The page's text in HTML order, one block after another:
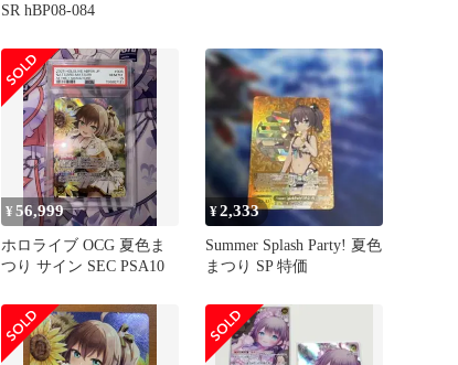
SR hBP08-084
¥56,999
ホロライブ OCG 夏色ま
つり サイン SEC PSA10
¥2,333
Summer Splash Party! 夏色
まつり SP 特価